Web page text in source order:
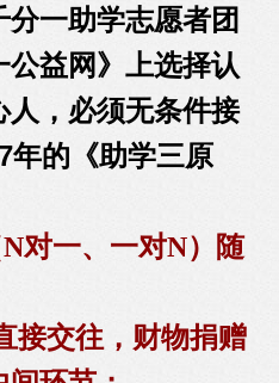
一助学志愿者团
公益网》上选择认
人，必须无条件接
年的《助学三原
对一、一对N）随
接交往，财物捐赠